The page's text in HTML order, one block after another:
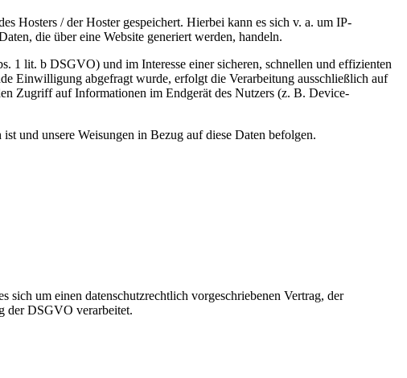
Hosters / der Hoster gespeichert. Hierbei kann es sich v. a. um IP-
die über eine Website generiert werden, handeln.
1 lit. b DSGVO) und im Interesse einer sicheren, schnellen und effizienten
Einwilligung abgefragt wurde, erfolgt die Verarbeitung ausschließlich auf
Zugriff auf Informationen im Endgerät des Nutzers (z. B. Device-
und unsere Weisungen in Bezug auf diese Daten befolgen.
um einen datenschutzrechtlich vorgeschriebenen Vertrag, der
der DSGVO verarbeitet.